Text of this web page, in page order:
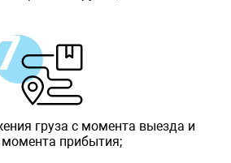
груза с момента выезда и
прибытия;